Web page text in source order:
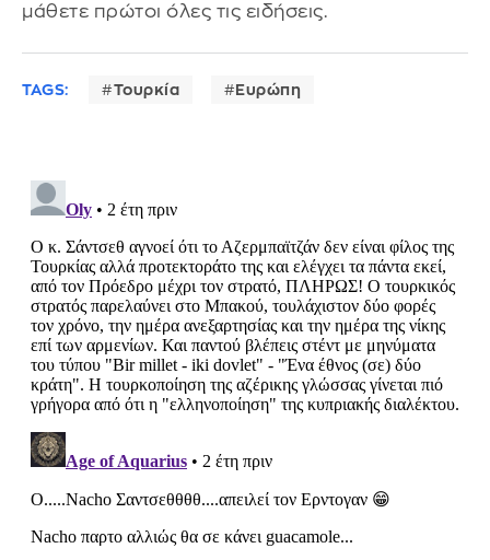
μάθετε πρώτοι όλες τις ειδήσεις.
TAGS: Τουρκία Ευρώπη